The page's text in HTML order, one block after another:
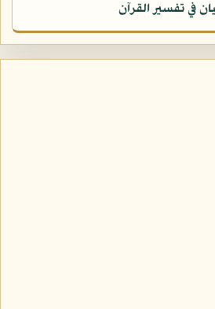
في تفسير القرآن